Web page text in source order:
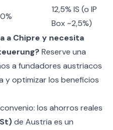
0%
12,5% IS (o IP
Box ~2,5%)
a Chipre y necesita
Reserve una
a fundadores austriacos
y optimizar los beneficios
los ahorros reales
de Austria es un